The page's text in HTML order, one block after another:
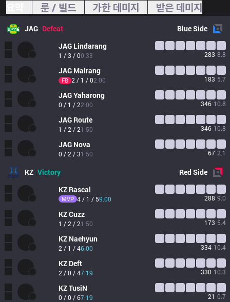
룬 / 빌드 가한 데미지 받은 데미지
JAG Defeat BlueSide
JAG Lindarang
1 / 3 / 00.33 283 8.8
JAG Malrang
FB 2 / 1 / 02.00 183 5.7
JAGYaharong
0 / 1 / 22.00 346 10.8
JAG Route
1 / 2 / 21.50 346 10.8
JAG Nova
0 / 2 / 31.50 67 2.1
KZ Victory RedSide
KZ Rascal
MVP 4 / 1 / 59.00 288 9.0
KZCuzz
1 / 2 / 21.50 173 5.4
KZ Naehyun
2 / 1 / 46.00 334 10.4
KZ Deft
2 / 0 / 47.19 330 10.3
KZTusiN
0 / 0 / 67.19 21 0.7